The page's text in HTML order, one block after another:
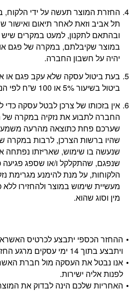
תל אביב וזאת לאחר תיאום ואישור
ובהתאם לתקנון, למעט במקרים
במוצר שקיבלתם, במקרה של פגם
יהיה על חשבון החברה.
בעת ביטול עסקה שלא עקב פגם או
ביטול בשיעור 5% או 100 ש”ח לפי הנמוך.
אין בזכותו של צרכן לבטל עסקה כדי
החברה לתבוע את נזקיה במקרה של
שערכם פחת כתוצאה מהרעה
שהיו ברשות הצרכן, לרבות במקרה
שנעשה בו שימוש, שאריזתו נפתחה
שנפגם, שהתקלקל ו/או שספג
הלקוחות, על מנת להימנע מגרימת
מעשיית שימוש במוצר ולהחזירו ללא
מין וסוג שהוא.
ההחזר הכספי יתבצע לכרטיס
ויתבצע בתוך 14 ימי עסקים מרגע החזרתו.
אנו נבטל את העסקה מול חברת
לפנות אליה ישירות.
האחריות שלכם הינה לבדוק את